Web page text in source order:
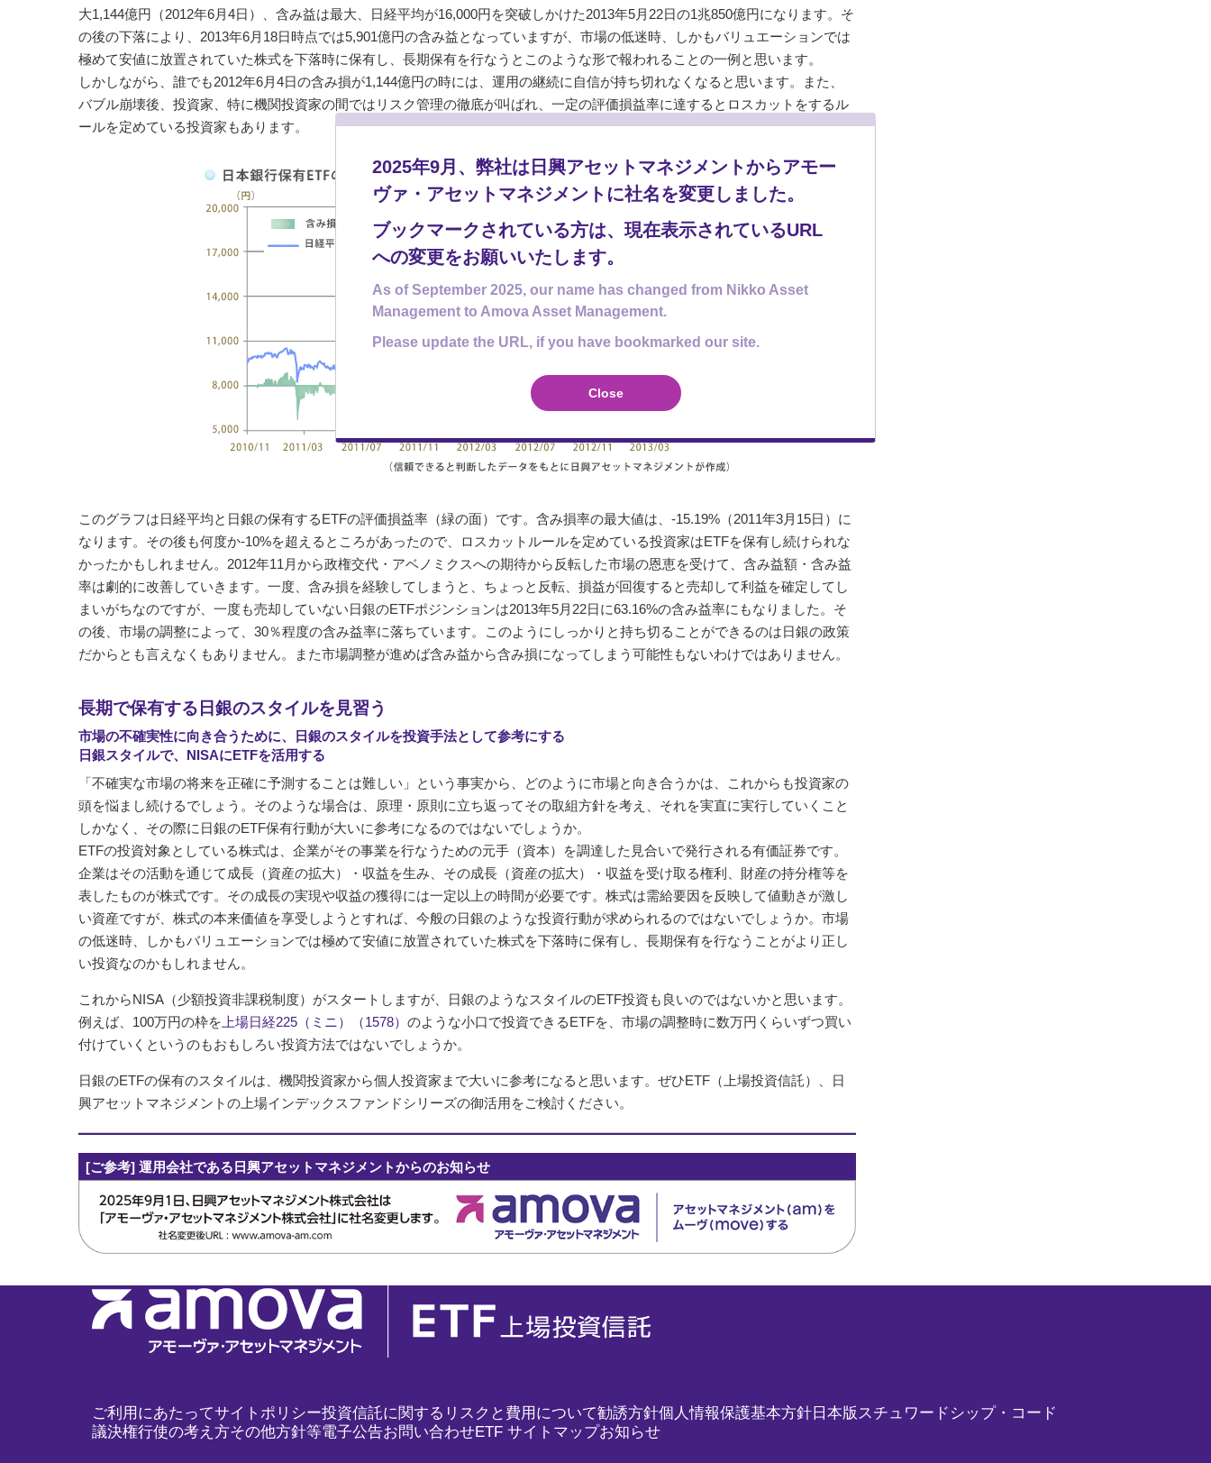
大1,144億円（2012年6月4日）、含み益は最大、日経平均が16,000円を突破しかけた2013年5月22日の1兆850億円になります。そ
の後の下落により、2013年6月18日時点では5,901億円の含み益となっていますが、市場の低迷時、しかもバリュエーションでは
極めて安値に放置されていた株式を下落時に保有し、長期保有を行なうとこのような形で報われることの一例と思います。
しかしながら、誰でも2012年6月4日の含み損が1,144億円の時には、運用の継続に自信が持ち切れなくなると思います。また、
バブル崩壊後、投資家、特に機関投資家の間ではリスク管理の徹底が叫ばれ、一定の評価損益率に達するとロスカットをするル
ールを定めている投資家もあります。
このグラフは日経平均と日銀の保有するETFの評価損益率（緑の面）です。含み損率の最大値は、-15.19%（2011年3月15日）に
なります。その後も何度か-10%を超えるところがあったので、ロスカットルールを定めている投資家はETFを保有し続けられな
かったかもしれません。2012年11月から政権交代・アベノミクスへの期待から反転した市場の恩恵を受けて、含み益額・含み益
率は劇的に改善していきます。一度、含み損を経験してしまうと、ちょっと反転、損益が回復すると売却して利益を確定してし
まいがちなのですが、一度も売却していない日銀のETFポジンションは2013年5月22日に63.16%の含み益率にもなりました。そ
の後、市場の調整によって、30％程度の含み益率に落ちています。このようにしっかりと持ち切ることができるのは日銀の政策
だからとも言えなくもありません。また市場調整が進めば含み益から含み損になってしまう可能性もないわけではありません。
長期で保有する日銀のスタイルを見習う
市場の不確実性に向き合うために、日銀のスタイルを投資手法として参考にする
日銀スタイルで、NISAにETFを活用する
「不確実な市場の将来を正確に予測することは難しい」という事実から、どのように市場と向き合うかは、これからも投資家の
頭を悩まし続けるでしょう。そのような場合は、原理・原則に立ち返ってその取組方針を考え、それを実直に実行していくこと
しかなく、その際に日銀のETF保有行動が大いに参考になるのではないでしょうか。
ETFの投資対象としている株式は、企業がその事業を行なうための元手（資本）を調達した見合いで発行される有価証券です。
企業はその活動を通じて成長（資産の拡大）・収益を生み、その成長（資産の拡大）・収益を受け取る権利、財産の持分権等を
表したものが株式です。その成長の実現や収益の獲得には一定以上の時間が必要です。株式は需給要因を反映して値動きが激し
い資産ですが、株式の本来価値を享受しようとすれば、今般の日銀のような投資行動が求められるのではないでしょうか。市場
の低迷時、しかもバリュエーションでは極めて安値に放置されていた株式を下落時に保有し、長期保有を行なうことがより正し
い投資なのかもしれません。
これからNISA（少額投資非課税制度）がスタートしますが、日銀のようなスタイルのETF投資も良いのではないかと思います。
例えば、100万円の枠を 上場日経225（ミニ）（1578） のような小口で投資できるETFを、市場の調整時に数万円くらいずつ買い
付けていくというのもおもしろい投資方法ではないでしょうか。
日銀のETFの保有のスタイルは、機関投資家から個人投資家まで大いに参考になると思います。ぜひETF（上場投資信託）、日
興アセットマネジメントの上場インデックスファンドシリーズの御活用をご検討ください。
[ご参考] 運用会社である日興アセットマネジメントからのお知らせ
ご利用にあたってサイトポリシー投資信託に関するリスクと費用について勧誘方針個人情報保護基本方針 日本版スチュワードシップ・コード
議決権行使の考え方その他方針等電子公告お問い合わせETF サイトマップお知らせ
2025年9月、弊社は日興アセットマネジメントからアモー
ヴァ・アセットマネジメントに社名を変更しました。
ブックマークされている方は、現在表示されているURL
への変更をお願いいたします。
As of September 2025, our name has changed from Nikko Asset
Management to Amova Asset Management.
Please update the URL, if you have bookmarked our site.
Close